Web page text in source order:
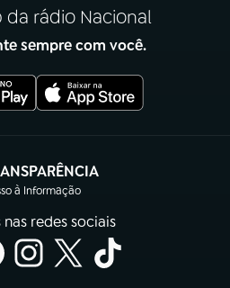
da rádio Nacional
sempre com você.
à Informação
(abre em nova aba)
redes sociais